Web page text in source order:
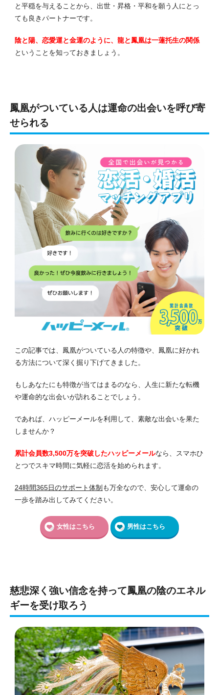
と平穏を与えることから、出世・昇格・平和を願う人にとっ
ても良きパートナーです。
陰と陽、恋愛運と金運のように、龍と鳳凰は一蓮托生の関係
ということを知っておきましょう。
鳳凰がついている人は運命の出会いを呼び寄
せられる
この記事では、鳳凰がついている人の特徴や、鳳凰に好かれ
る方法について深く掘り下げてきました。
もしあなたにも特徴が当てはまるのなら、人生に新たな転機
や運命的な出会いが訪れることでしょう。
であれば、ハッピーメールを利用して、素敵な出会いを果た
しませんか？
累計会員数3,500万を突破したハッピーメールなら、スマホひ
とつでスキマ時間に気軽に恋活を始められます。
24時間365日のサポート体制 も万全なので、安心して運命の
一歩を踏み出してみてください。
女性はこちら 男性はこちら
慈悲深く強い信念を持って鳳凰の陰のエネル
ギーを受け取ろう